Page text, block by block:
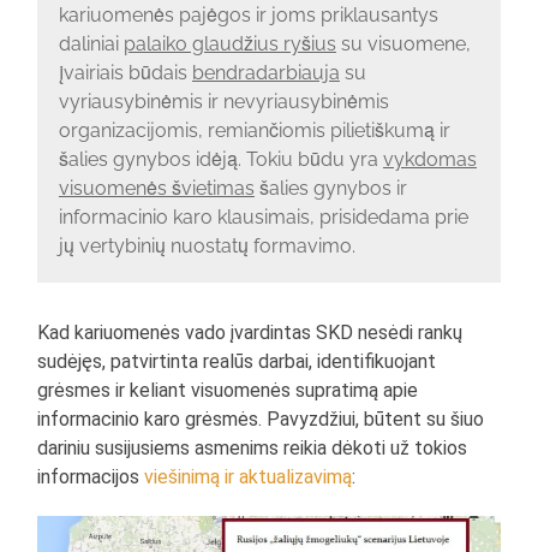
kariuomenės pajėgos ir joms priklausantys
daliniai palaiko glaudžius ryšius su visuomene,
įvairiais būdais bendradarbiauja su
vyriausybinėmis ir nevyriausybinėmis
organizacijomis, remiančiomis pilietiškumą ir
šalies gynybos idėją. Tokiu būdu yra vykdomas
visuomenės švietimas šalies gynybos ir
informacinio karo klausimais, prisidedama prie
jų vertybinių nuostatų formavimo.
Kad kariuomenės vado įvardintas SKD nesėdi rankų
sudėjęs, patvirtinta realūs darbai, identifikuojant
grėsmes ir keliant visuomenės supratimą apie
informacinio karo grėsmės. Pavyzdžiui, būtent su šiuo
dariniu susijusiems asmenims reikia dėkoti už tokios
informacijosviešinimą ir aktualizavimą: